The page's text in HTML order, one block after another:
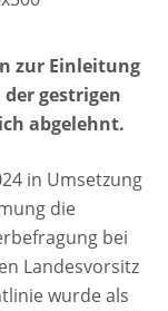
zur Einleitung
gestrigen
abgelehnt.
in Umsetzung
die
bei
Landesvorsitz
wurde als